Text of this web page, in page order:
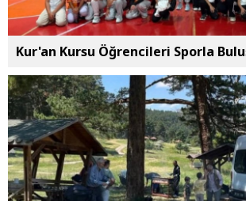
Kur'an Kursu Öğrencileri Sporla